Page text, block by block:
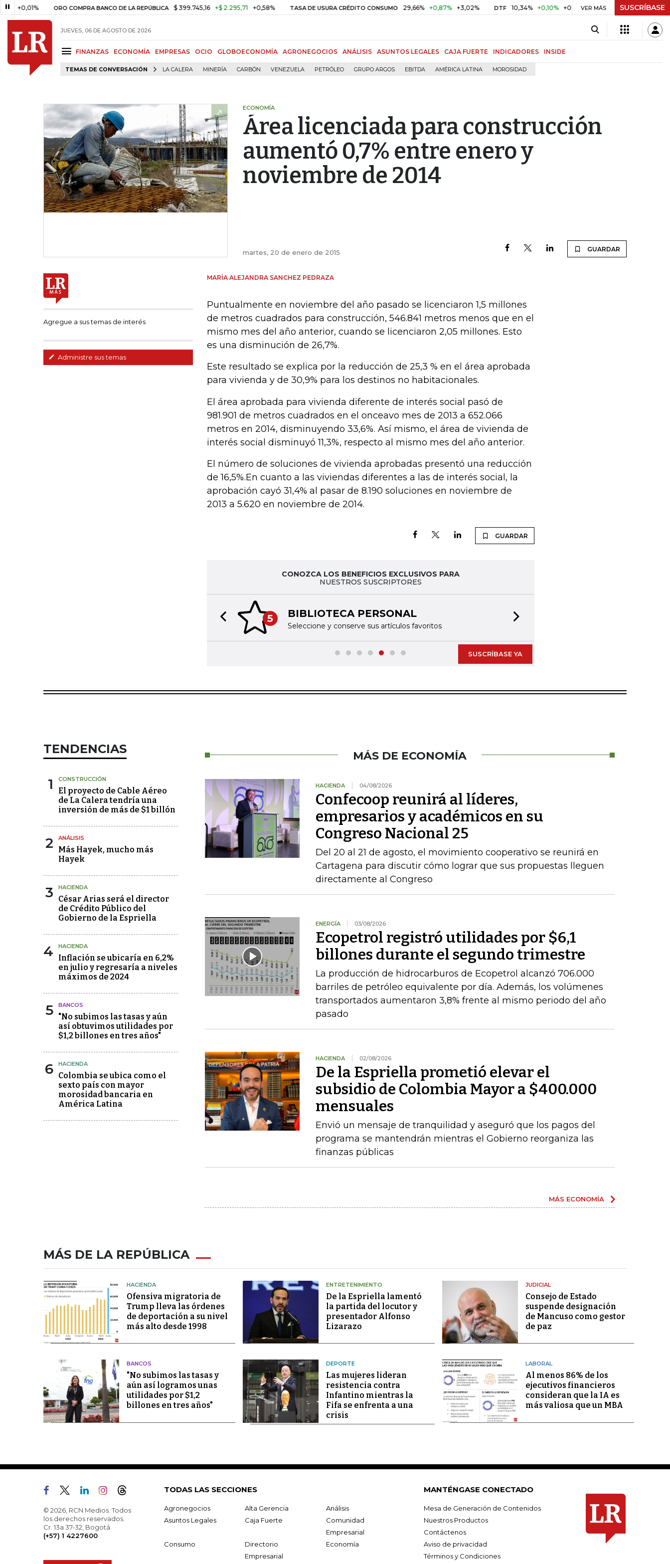
ORO COMPRA BANCO DE LA REPÚBLICA $ 399.745,16 +$ 2.295,71 +0,58% TASA DE USURA CRÉDITO CONSUMO 29,66% +0,87% +3,02% DTF 10,34% +0,10% +0,98% UVR $ 416,86 +$ 0,05
VER MÁS SUSCRÍBASE
JUEVES, 06 DE AGOSTO DE 2026
FINANZAS ECONOMÍA EMPRESAS OCIO GLOBOECONOMÍA AGRONEGOCIOS ANÁLISIS ASUNTOS LEGALES CAJA FUERTE INDICADORES INSIDE
TEMAS DE CONVERSACIÓN LA CALERA MINERÍA CARBÓN VENEZUELA PETRÓLEO GRUPO ARGOS EBITDA AMÉRICA LATINA MOROSIDAD
ECONOMÍA
Área licenciada para construcción
aumentó 0,7% entre enero y
noviembre de 2014
martes, 20 de enero de 2015 GUARDAR
Agregue a sus temas de interés
Administre sus temas
MARÍA ALEJANDRA SANCHEZ PEDRAZA
Puntualmente en noviembre del año pasado se licenciaron 1,5 millones
de metros cuadrados para construcción, 546.841 metros menos que en el
mismo mes del año anterior, cuando se licenciaron 2,05 millones. Esto
es una disminución de 26,7%.
Este resultado se explica por la reducción de 25,3 % en el área aprobada
para vivienda y de 30,9% para los destinos no habitacionales.
El área aprobada para vivienda diferente de interés social pasó de
981.901 de metros cuadrados en el onceavo mes de 2013 a 652.066
metros en 2014, disminuyendo 33,6%. Así mismo, el área de vivienda de
interés social disminuyó 11,3%, respecto al mismo mes del año anterior.
El número de soluciones de vivienda aprobadas presentó una reducción
de 16,5%.En cuanto a las viviendas diferentes a las de interés social, la
aprobación cayó 31,4% al pasar de 8.190 soluciones en noviembre de
2013 a 5.620 en noviembre de 2014.
GUARDAR
CONOZCA LOS BENEFICIOS EXCLUSIVOS PARA
NUESTROS SUSCRIPTORES
5 BIBLIOTECA PERSONAL
Seleccione y conserve sus artículos favoritos
Previous slide
SUSCRÍBASE YA
TENDENCIAS
1 CONSTRUCCIÓN
El proyecto de Cable Aéreo
de La Calera tendría una
inversión de más de $1 billón
2 ANÁLISIS
Más Hayek, mucho más
Hayek
3 HACIENDA
César Arias será el director
de Crédito Público del
Gobierno de la Espriella
4 HACIENDA
Inflación se ubicaría en 6,2%
en julio y regresaría a niveles
máximos de 2024
5 BANCOS
"No subimos las tasas y aún
así obtuvimos utilidades por
$1,2 billones en tres años"
6 HACIENDA
Colombia se ubica como el
sexto país con mayor
morosidad bancaria en
América Latina
MÁS DE ECONOMÍA
HACIENDA 04/08/2026
Confecoop reunirá al líderes,
empresarios y académicos en su
Congreso Nacional 25
Del 20 al 21 de agosto, el movimiento cooperativo se reunirá en
Cartagena para discutir cómo lograr que sus propuestas lleguen
directamente al Congreso
ENERGÍA 03/08/2026
Ecopetrol registró utilidades por $6,1
billones durante el segundo trimestre
La producción de hidrocarburos de Ecopetrol alcanzó 706.000
barriles de petróleo equivalente por día. Además, los volúmenes
transportados aumentaron 3,8% frente al mismo periodo del año
pasado
HACIENDA 02/08/2026
De la Espriella prometió elevar el
subsidio de Colombia Mayor a $400.000
mensuales
Envió un mensaje de tranquilidad y aseguró que los pagos del
programa se mantendrán mientras el Gobierno reorganiza las
finanzas públicas
MÁS ECONOMÍA
MÁS DE LA REPÚBLICA
HACIENDA
Ofensiva migratoria de
Trump lleva las órdenes
de deportación a su nivel
más alto desde 1998
ENTRETENIMIENTO
De la Espriella lamentó
la partida del locutor y
presentador Alfonso
Lizarazo
JUDICIAL
Consejo de Estado
suspende designación
de Mancuso como gestor
de paz
BANCOS
"No subimos las tasas y
aún así logramos unas
utilidades por $1,2
billones en tres años"
DEPORTE
Las mujeres lideran
resistencia contra
Infantino mientras la
Fifa se enfrenta a una
crisis
LABORAL
Al menos 86% de los
ejecutivos financieros
consideran que la IA es
más valiosa que un MBA
© 2026, RCN Medios. Todos
los derechos reservados.
Cr. 13a 37-32, Bogotá
(+57) 1 4227600
TODAS LAS SECCIONES
Agronegocios Alta Gerencia
Análisis
Asuntos Legales
Caja Fuerte
Comunidad
Empresarial
Consumo
Directorio
Empresarial
Economía
MANTÉNGASE CONECTADO
Mesa de Generación de Contenidos
Nuestros Productos
Contáctenos
Aviso de privacidad
Términos y Condiciones